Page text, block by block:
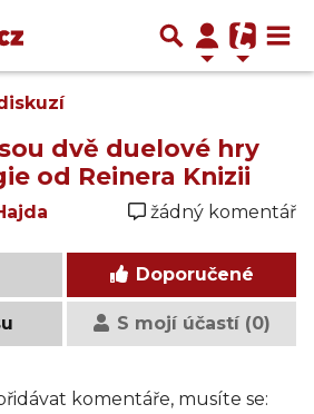
dvě duelové hry
od Reinera Knizii
žádný komentář
Doporučené
S mojí účastí (0)
komentáře, musíte se: